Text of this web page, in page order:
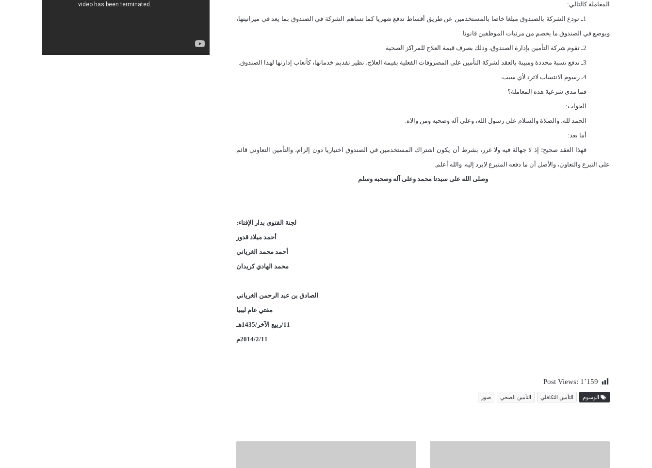
المعاملة كالتالي:
1ـ تودع الشركة بالصندوق مبلغا خاصا بالمستخدمين عن طريق أقساط تدفع شهريا كما تساهم الشركة في الصندوق بما يعد في ميزانيتها،
ويوضع في الصندوق ما يخصم من مرتبات الموظفين قانونا.
2ـ تقوم شركة التأمين بإدارة الصندوق، وذلك بصرف قيمة العلاج للمراكز الصحية.
3ـ تدفع نسبة محددة ومبينة بالعقد لشركة التأمين على المصروفات الفعلية بقيمة العلاج، نظير تقديم خدماتها، كأتعاب إدارتها لهذا الصندوق.
4ـ رسوم الانتساب لاترد لأي سبب.
فما مدى شرعية هذه المعاملة؟
الجواب:
الحمد لله، والصلاة والسلام على رسول الله، وعلى آله وصحبه ومن والاه.
أما بعد:
فهذا العقد صحيح؛ إذ لا جهالة فيه ولا غرر، بشرط أن يكون اشتراك المستخدمين في الصندوق اختياريا دون إلزام، والتأمين التعاوني قائم
على التبرع والتعاون، والأصل أن ما دفعه المتبرع لايرد إليه. والله أعلم.
وصلى الله على سيدنا محمد وعلى آله وصحبه وسلم
لجنة الفتوى بدار الإفتاء:
أحمد ميلاد قدور
أحمد محمد الغرياني
محمد الهادي كريدان
الصادق بن عبد الرحمن الغرياني
مفتي عام ليبيا
11/ربيع الآخر/1435هـ
2014/2/11م
Post Views: 1٬159
الوسوم التأمين التكافلي التأمين الصحي صور